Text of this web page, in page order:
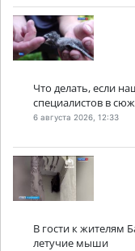
Что делать, если
специалистов в
6 августа 2026, 12:33
В гости к жителям
летучие мыши